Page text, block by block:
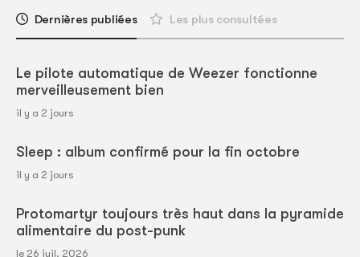
Dernières publiées Les plus consultées
Le pilote automatique de Weezer fonctionne
merveilleusement bien
il y a 2 jours
Sleep : album confirmé pour la fin octobre
il y a 2 jours
Protomartyr toujours très haut dans la pyramide
alimentaire du post-punk
le 26 juil. 2026